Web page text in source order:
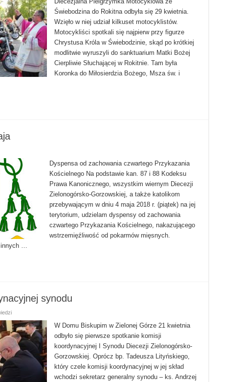
Świebodzina do Rokitna odbyła się 29 kwietnia.
Wzięło w niej udział kilkuset motocyklistów.
Motocykliści spotkali się najpierw przy figurze
Chrystusa Króla w Świebodzinie, skąd po krótkiej
modlitwie wyruszyli do sanktuarium Matki Bożej
Cierpliwie Słuchającej w Rokitnie. Tam była
Koronka do Miłosierdzia Bożego, Msza św. i
Dyspensa od zachowania czwartego Przykazania
Kościelnego Na podstawie kan. 87 i 88 Kodeksu
Prawa Kanonicznego, wszystkim wiernym Diecezji
Zielonogórsko-Gorzowskiej, a także katolikom
przebywającym w dniu 4 maja 2018 r. (piątek) na jej
terytorium, udzielam dyspensy od zachowania
czwartego Przykazania Kościelnego, nakazującego
wstrzemięźliwość od pokarmów mięsnych.
innych …
synodu
W Domu Biskupim w Zielonej Górze 21 kwietnia
odbyło się pierwsze spotkanie komisji
koordynacyjnej I Synodu Diecezji Zielonogórsko-
Gorzowskiej. Oprócz bp. Tadeusza Lityńskiego,
który czele komisji koordynacyjnej w jej skład
wchodzi sekretarz generalny synodu – ks. Andrzej